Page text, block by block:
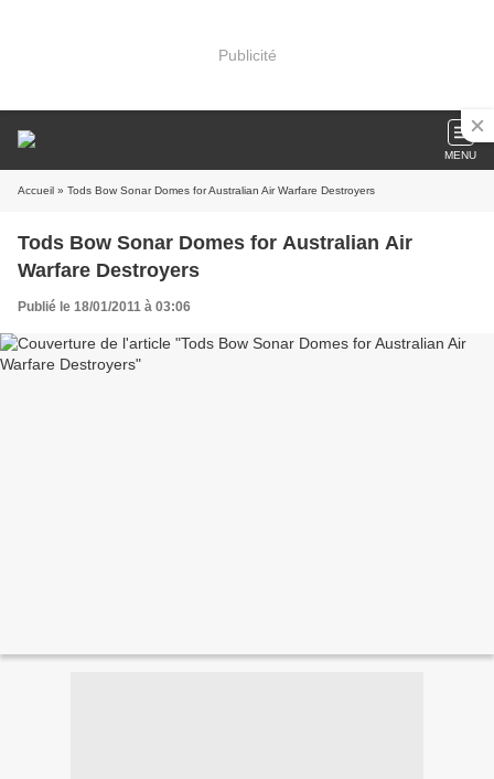
Publicité
MENU
Accueil » Tods Bow Sonar Domes for Australian Air Warfare Destroyers
Tods Bow Sonar Domes for Australian Air
Warfare Destroyers
Publié le 18/01/2011 à 03:06